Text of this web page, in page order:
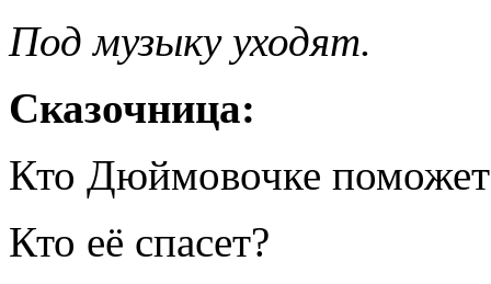
Под музыку уходят.
Сказочница:
Кто Дюймовочке
Кто её спасет?